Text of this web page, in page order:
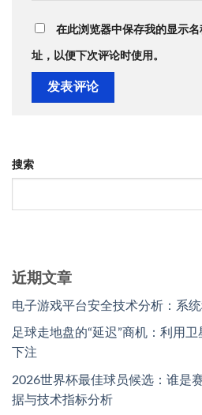
在此浏览器中保存我的显示
址，以便下次评论时使用。
搜索
近期文章
电子游戏平台安全技术分析：系
足球走地盘的“延迟”商机：利用
下注
2026世界杯最佳球员候选：谁是
据与技术指标分析